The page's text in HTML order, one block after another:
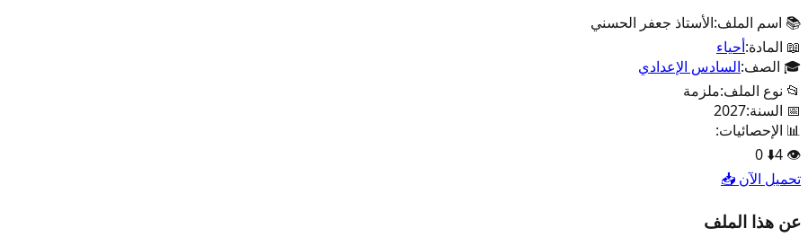
📚 اسم الملف:الأستاذ جعفر الحسني
📖 المادة:أحياء
🎓 الصف:السادس الإعدادي
📂 نوع الملف:ملزمة
📅 السنة:2027
📊 الإحصائيات:
👁️
4
⬇️
0
تحميل الآن 📥
عن هذا الملف